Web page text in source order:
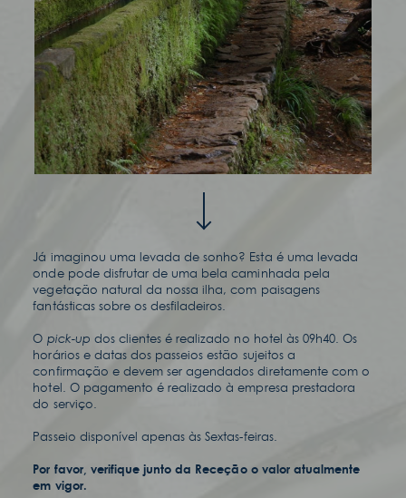
Já imaginou uma levada de sonho? Esta é uma levada
onde pode disfrutar de uma bela caminhada pela
vegetação natural da nossa ilha, com paisagens
fantásticas sobre os desfiladeiros.
O pick-up dos clientes é realizado no hotel às 09h40. Os
horários e datas dos passeios estão sujeitos a
confirmação e devem ser agendados diretamente com o
hotel. O pagamento é realizado à empresa prestadora
do serviço.
Passeio disponível apenas às Sextas-feiras.
Por favor, verifique junto da Receção o valor atualmente
em vigor.